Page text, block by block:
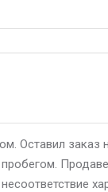
Оставил заказ